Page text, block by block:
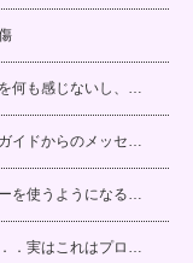
何も感じないし、…
イドからのメッセ…
を使うようになる…
．実はこれはプロ…